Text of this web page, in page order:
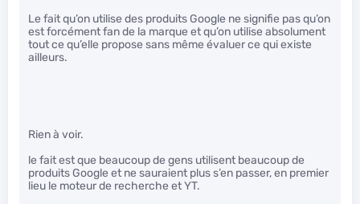
Le fait qu’on utilise des produits Google ne signifie pas qu’on
est forcément fan de la marque et qu’on utilise absolument
tout ce qu’elle propose sans même évaluer ce qui existe
ailleurs.
Rien à voir.
le fait est que beaucoup de gens utilisent beaucoup de
produits Google et ne sauraient plus s’en passer, en premier
lieu le moteur de recherche et YT.